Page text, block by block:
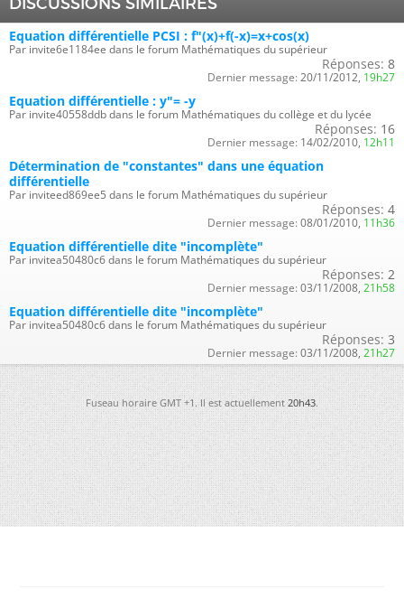
Equation différentielle PCSI : f"(x)+f(-x)=x+cos(x)
Par invite6e1184ee dans le forum Mathématiques du supérieur
Réponses: 8
Dernier message: 20/11/2012, 19h27
Equation différentielle : y"= -y
Par invite40558ddb dans le forum Mathématiques du collège et du lycée
Réponses: 16
Dernier message: 14/02/2010, 12h11
Détermination de "constantes" dans une équation
différentielle
Par inviteed869ee5 dans le forum Mathématiques du supérieur
Réponses: 4
Dernier message: 08/01/2010, 11h36
Equation différentielle dite "incomplète"
Par invitea50480c6 dans le forum Mathématiques du supérieur
Réponses: 2
Dernier message: 03/11/2008, 21h58
Equation différentielle dite "incomplète"
Par invitea50480c6 dans le forum Mathématiques du supérieur
Réponses: 3
Dernier message: 03/11/2008, 21h27
Fuseau horaire GMT +1. Il est actuellement20h43.